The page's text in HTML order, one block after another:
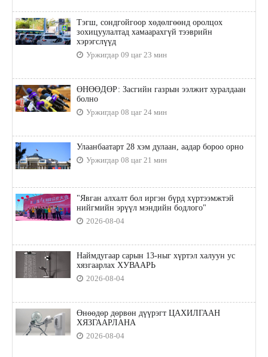
Тэгш, сондгойгоор хөдөлгөөнд оролцох
зохицуулалтад хамаарахгүй тээврийн
хэрэгслүүд
Уржигдар 09 цаг 23 мин
ӨНӨӨДӨР: Засгийн газрын ээлжит хуралдаан
болно
Уржигдар 08 цаг 24 мин
Улаанбаатарт 28 хэм дулаан, аадар бороо орно
Уржигдар 08 цаг 21 мин
"Явган алхалт бол иргэн бүрд хүртээмжтэй
нийгмийн эрүүл мэндийн бодлого"
2026-08-04
Наймдугаар сарын 13-ныг хүртэл халуун ус
хязгаарлах ХУВААРЬ
2026-08-04
Өнөөдөр дөрвөн дүүрэгт ЦАХИЛГААН
ХЯЗГААРЛАНА
2026-08-04